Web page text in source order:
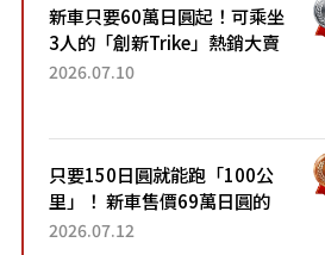
新車只要60萬日圓起！可乘坐
3人的「創新Trike」熱銷大賣
成為人氣車款！「養車成本真
2026.07.10
只要150日圓就能跑「100公
里」！ 新車售價69萬日圓的
「3人座」Trike大受歡迎！ 順
2026.07.12